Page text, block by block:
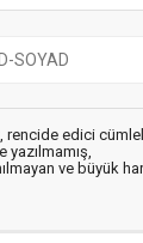
rencide edici
yazılmamış,
ve büyük